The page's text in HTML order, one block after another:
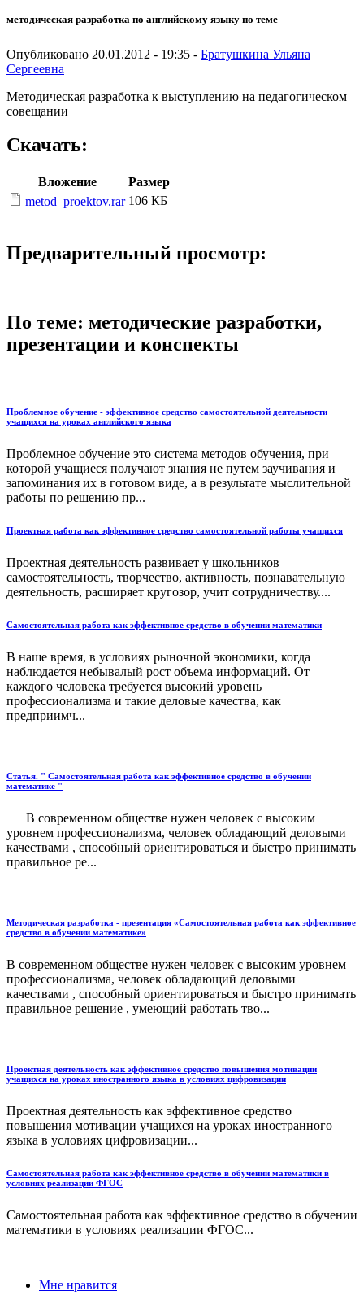
методическая разработка по английскому языку по теме
Опубликовано 20.01.2012 - 19:35 - Братушкина Ульяна
Сергеевна
Методическая разработка к выступлению на педагогическом
совещании
Скачать:
Вложение
Размер
metod_proektov.rar 106 КБ
Предварительный просмотр:
По теме: методические разработки,
презентации и конспекты
Проблемное обучение - эффективное средство самостоятельной деятельности
учащихся на уроках английского языка
Проблемное обучение это система методов обучения, при
которой учащиеся получают знания не путем заучивания и
запоминания их в готовом виде, а в результате мыслительной
работы по решению пр...
Проектная работа как эффективное средство самостоятельной работы учащихся
Проектная деятельность развивает у школьников
самостоятельность, творчество, активность, познавательную
деятельность, расширяет кругозор, учит сотрудничеству....
Самостоятельная работа как эффективное средство в обучении математики
В наше время, в условиях рыночной экономики, когда
наблюдается небывалый рост объема информаций. От
каждого человека требуется высокий уровень
профессионализма и такие деловые качества, как
предприимч...
Статья. " Самостоятельная работа как эффективное средство в обучении
математике "
В современном обществе нужен человек с высоким
уровнем профессионализма, человек обладающий деловыми
качествами , способный ориентироваться и быстро принимать
правильное ре...
Методическая разработка - презентация «Самостоятельная работа как эффективное
средство в обучении математике»
В современном обществе нужен человек с высоким уровнем
профессионализма, человек обладающий деловыми
качествами , способный ориентироваться и быстро принимать
правильное решение , умеющий работать тво...
Проектная деятельность как эффективное средство повышения мотивации
учащихся на уроках иностранного языка в условиях цифровизации
Проектная деятельность как эффективное средство
повышения мотивации учащихся на уроках иностранного
языка в условиях цифровизации...
Самостоятельная работа как эффективное средство в обучении математики в
условиях реализации ФГОС
Самостоятельная работа как эффективное средство в обучении
математики в условиях реализации ФГОС...
Мне нравится